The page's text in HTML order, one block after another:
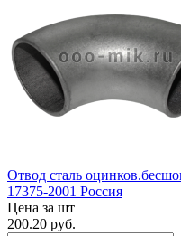
Отвод сталь
17375-2001 Россия
Цена за шт
200.20 руб.